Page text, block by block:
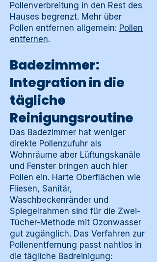
Pollenverbreitung in den Rest des
Hauses begrenzt. Mehr über
Pollen entfernen allgemein: Pollen
entfernen.
Badezimmer:
Integration in die
tägliche
Reinigungsroutine
Das Badezimmer hat weniger
direkte Pollenzufuhr als
Wohnräume aber Lüftungskanäle
und Fenster bringen auch hier
Pollen ein. Harte Oberflächen wie
Fliesen, Sanitär,
Waschbeckenränder und
Spiegelrahmen sind für die Zwei-
Tücher-Methode mit Ozonwasser
gut zugänglich. Das Verfahren zur
Pollenentfernung passt nahtlos in
die tägliche Badreinigung: